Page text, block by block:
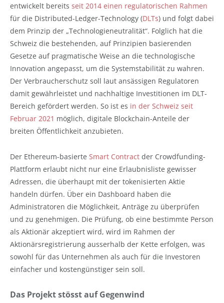
entwickelt bereits seit 2014 einen regulatorischen Rahmen
für die Distributed-Ledger-Technology (DLTs) und folgt dabei
dem Prinzip der „Technologieneutralität“. Folglich hat die
Schweiz die bestehenden, auf Prinzipien basierenden
Gesetze auf pragmatische Weise an die technologische
Innovation angepasst, um die Systemstabilität zu wahren.
Der Verbraucherschutz soll laut ansässigen Regulatoren
damit gewährleistet und nachhaltige Investitionen im DLT-
Bereich gefördert werden. So ist es in der Schweiz seit
Februar 2021 möglich, digitale Blockchain-Anteile der
breiten Öffentlichkeit anzubieten.
Der Ethereum-basierte Smart Contract der Crowdfunding-
Plattform erlaubt nicht nur eine Erlaubnisliste gewisser
Adressen, die überhaupt mit der tokenisierten Aktie
handeln dürfen. Über ein Dashboard haben die
Administratoren die Möglichkeit, Anträge zu überprüfen
und zu genehmigen. Die Prüfung, ob eine bestimmte Person
als Aktionär akzeptiert wird, wird im Rahmen der
Aktionärsregistrierung ausserhalb der Kette erfolgen, was
sowohl für das Unternehmen als auch für die Investoren
einfacher und kostengünstiger sein soll.
Das Projekt stösst auf Gegenwind